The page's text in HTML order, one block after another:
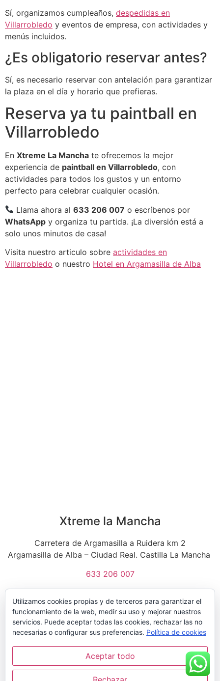
Sí, organizamos cumpleaños, despedidas en
Villarrobledo y eventos de empresa, con actividades y
menús incluidos.
¿Es obligatorio reservar antes?
Sí, es necesario reservar con antelación para garantizar
la plaza en el día y horario que prefieras.
Reserva ya tu paintball en
Villarrobledo
En Xtreme La Mancha te ofrecemos la mejor
experiencia de paintball en Villarrobledo, con
actividades para todos los gustos y un entorno
perfecto para celebrar cualquier ocasión.
Llama ahora al633 206 007 o escríbenos por
WhatsApp y organiza tu partida. ¡La diversión está a
solo unos minutos de casa!
Visita nuestro articulo sobre actividades en
Villarrobledo o nuestro Hotel en Argamasilla de Alba
Xtreme la Mancha
Carretera de Argamasilla a Ruidera km 2
Argamasilla de Alba – Ciudad Real. Castilla La Mancha
633 206 007
Utilizamos cookies propias y de terceros para garantizar el
funcionamiento de la web, medir su uso y mejorar nuestros
servicios. Puede aceptar todas las cookies, rechazar las no
necesarias o configurar sus preferencias. Política de cookies
Aceptar todo